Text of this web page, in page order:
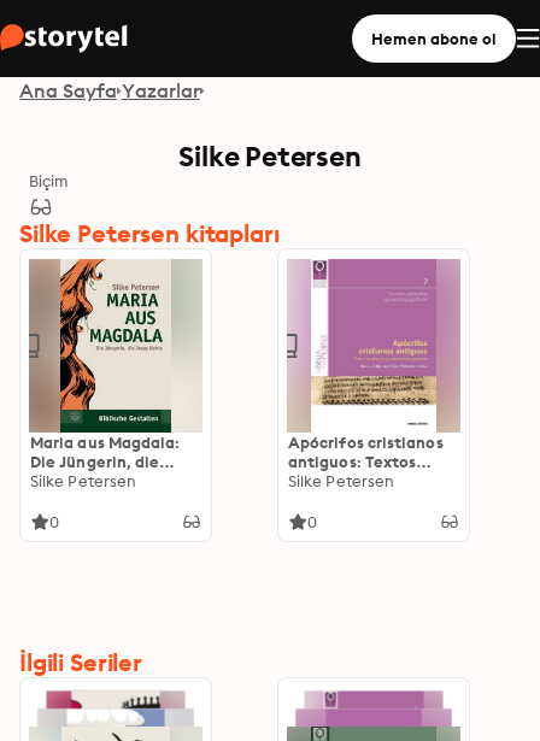
Hemen abone ol
Ana Sayfa Yazarlar
Silke Petersen
Biçim
Silke Petersen kitapları
Maria aus Magdala:
Die Jüngerin, die
Jesus liebte
Silke Petersen
0
Apócrifos cristianos
antiguos: Textos
marginales del
Silke Petersen
0
İlgili Seriler